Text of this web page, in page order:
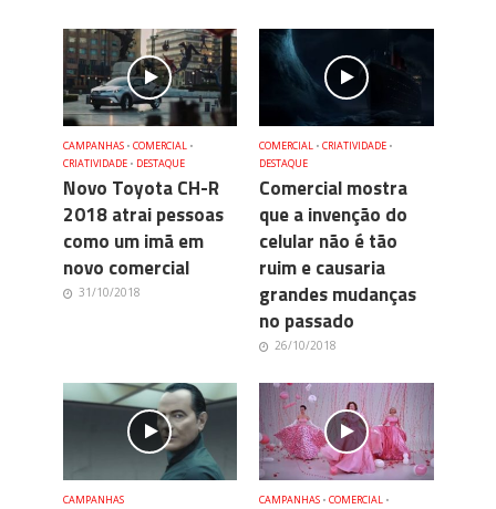
CAMPANHAS • COMERCIAL •
CRIATIVIDADE • DESTAQUE
Novo Toyota CH-R
2018 atrai pessoas
como um imã em
novo comercial
31/10/2018
COMERCIAL • CRIATIVIDADE •
DESTAQUE
Comercial mostra
que a invenção do
celular não é tão
ruim e causaria
grandes mudanças
no passado
26/10/2018
CAMPANHAS CAMPANHAS • COMERCIAL •